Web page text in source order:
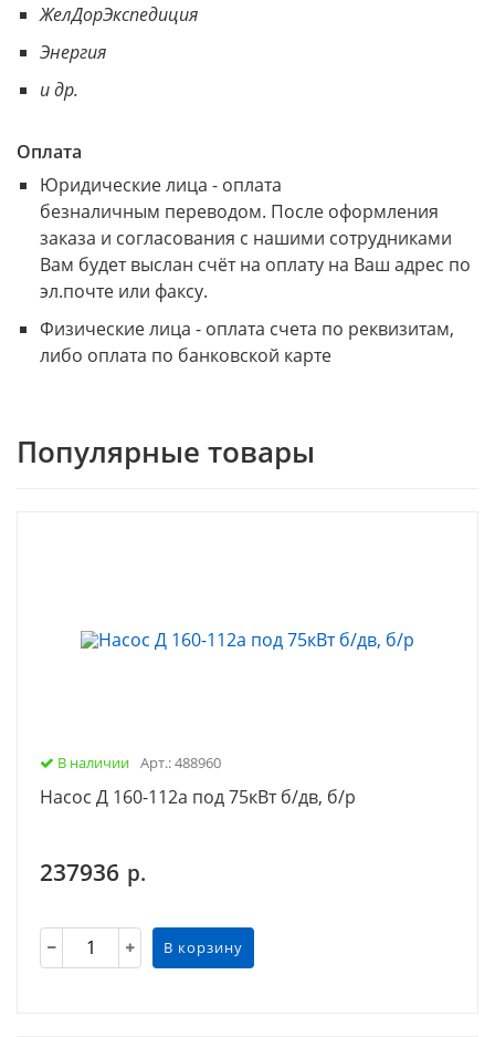
ЖелДорЭкспедиция
Энергия
и др.
Оплата
Юридические лица - оплата
безналичным переводом. После оформления
заказа и согласования с нашими сотрудниками
Вам будет выслан счёт на оплату на Ваш адрес по
эл.почте или факсу.
Физические лица - оплата счета по реквизитам,
либо оплата по банковской карте
Популярные товары
В наличии Арт.: 488960
Насос Д 160-112а под 75кВт б/дв, б/р
237936 р.
В корзину